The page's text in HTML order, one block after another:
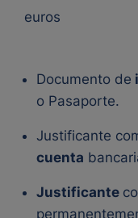
euros
Documento de
o Pasaporte.
Justificante
cuenta
Justificante